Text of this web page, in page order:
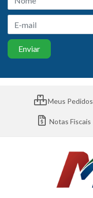
Meus Pedidos
Notas Fiscais